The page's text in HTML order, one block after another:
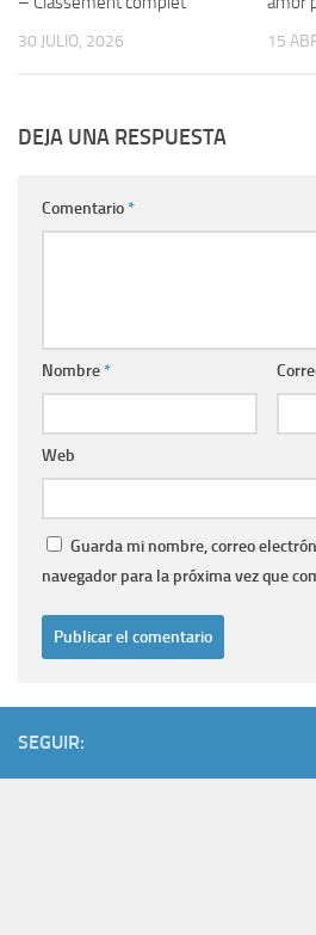
30 JULIO, 2026 15
DEJA UNA RESPUESTA
Comentario*
Nombre*
Web
Guarda mi nombre, correo
navegador para la próxima vez que
SEGUIR: